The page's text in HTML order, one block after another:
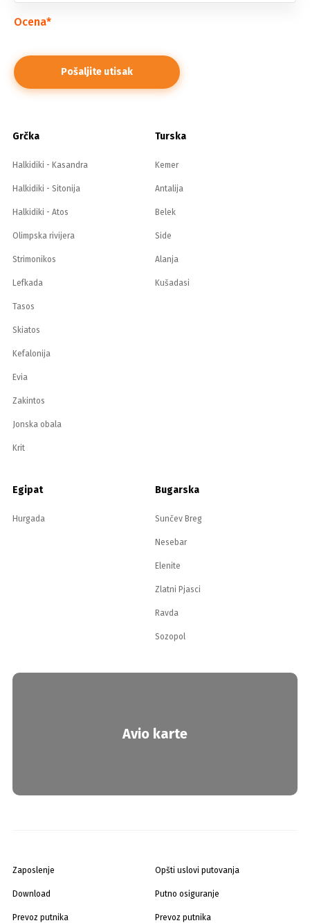
Ocena*
Grčka
Halkidiki - Kasandra
Halkidiki - Sitonija
Halkidiki - Atos
Olimpska rivijera
Strimonikos
Lefkada
Tasos
Skiatos
Kefalonija
Evia
Zakintos
Jonska obala
Krit
Turska
Kemer
Antalija
Belek
Side
Alanja
Kušadasi
Egipat
Hurgada
Bugarska
Sunčev Breg
Nesebar
Elenite
Zlatni Pjasci
Ravda
Sozopol
Avio karte
Zaposlenje
Download
Prevoz putnika
Opšti uslovi putovanja
Putno osiguranje
Prevoz putnika